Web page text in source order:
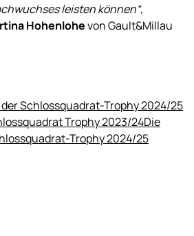
leisten können“,
Hohenlohevon Gault&Millau
Schlossquadrat-Trophy 2024/25
Trophy 2023/24Die
Trophy 2024/25